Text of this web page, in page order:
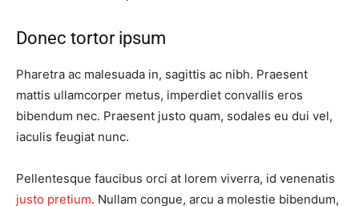
Donec tortor ipsum
Pharetra ac malesuada in, sagittis ac nibh. Praesent
mattis ullamcorper metus, imperdiet convallis eros
bibendum nec. Praesent justo quam, sodales eu dui vel,
iaculis feugiat nunc.
Pellentesque faucibus orci at lorem viverra, id venenatis
justo pretium. Nullam congue, arcu a molestie bibendum,